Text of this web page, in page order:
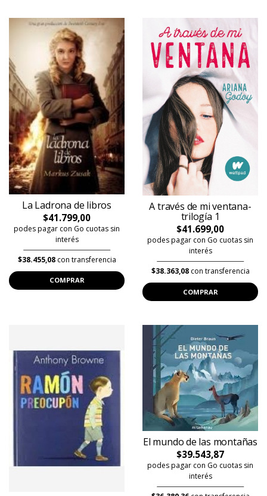
La Ladrona de libros
$41.799,00
podes pagar con Go cuotas sin
interés
$38.455,08con transferencia
COMPRAR
A través de mi ventana-
trilogía 1
$41.699,00
podes pagar con Go cuotas sin
interés
$38.363,08con transferencia
COMPRAR
El mundo de las montañas
$39.543,87
podes pagar con Go cuotas sin
interés